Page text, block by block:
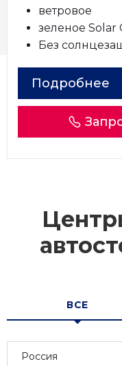
ветровое
зеленое Solar
Без
Подробнее
ВСЕ
Россия